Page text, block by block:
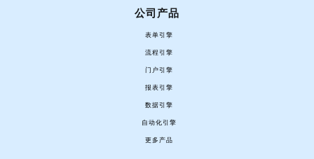
公司产品
表单引擎
流程引擎
门户引擎
报表引擎
数据引擎
自动化引擎
更多产品